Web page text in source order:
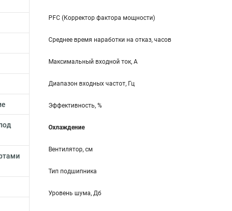
PFC (Корректор фактора мощности)
Среднее время наработки на отказ, часов
Максимальный входной ток, А
Диапазон входных частот, Гц
Эффективность, %
Охлаждение
Вентилятор, см
Тип подшипника
Уровень шума, Дб